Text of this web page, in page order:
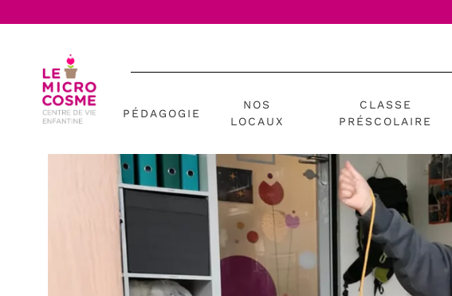
PÉDAGOGIE
NOS
LOCAUX
CLASSE
PRÉSCOLAIRE